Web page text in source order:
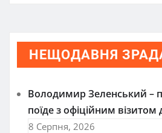
НЕЩОДАВНЯ
Володимир Зеленський –
поїде з офіційним візитом
8 Серпня, 2026